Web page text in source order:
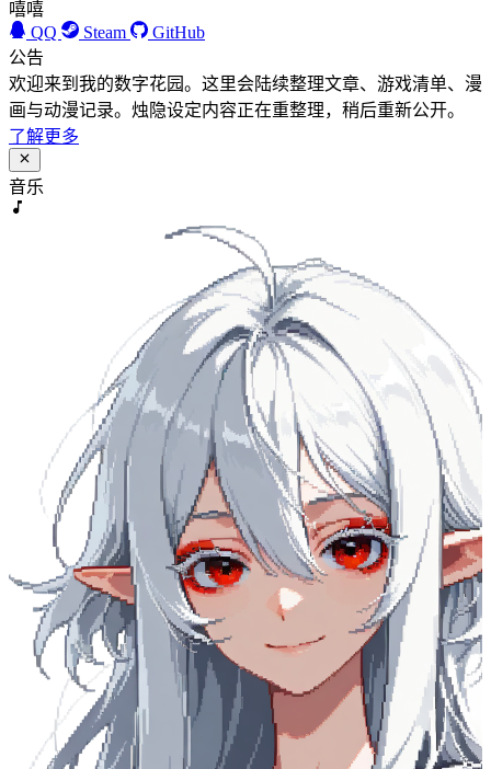
嘻嘻
QQ
Steam
GitHub
公告
欢迎来到我的数字花园。这里会陆续整理文章、游戏清单、漫
画与动漫记录。烛隐设定内容正在重整理，稍后重新公开。
了解更多
音乐